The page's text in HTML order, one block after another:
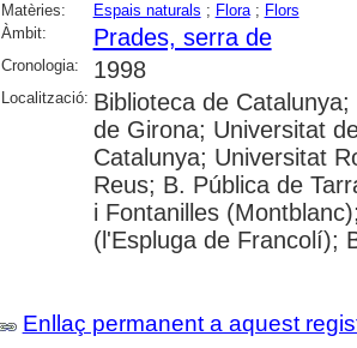
Matèries: Espais naturals ; Flora; Flors
Àmbit:
Prades, serra de
Cronologia: 1998
Localització: Biblioteca de
de Girona; Universitat
Catalunya; Universitat
Reus; B. Pública de
i Fontanilles
(l'Espluga de Francolí);
Enllaç permanent a aquest